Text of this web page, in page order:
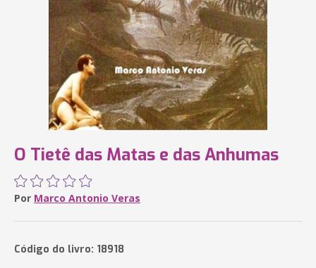
O Tietê das Matas e das Anhumas
Por Marco Antonio Veras
Código do livro: 18918